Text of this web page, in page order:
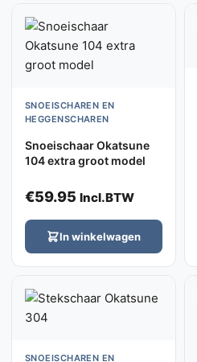
SNOEISCHAREN EN
HEGGENSCHAREN
Snoeischaar Okatsune
104 extra groot model
€59.95 Incl.BTW
In winkelwagen
SNOEISCHAREN EN